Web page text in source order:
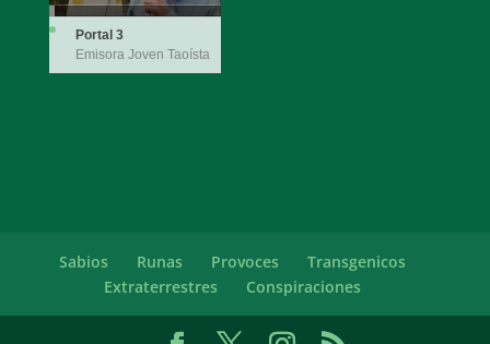
Portal 3
Emisora Joven Taoísta
Sabios Runas Provoces
Transgenicos
Extraterrestres
Conspiraciones